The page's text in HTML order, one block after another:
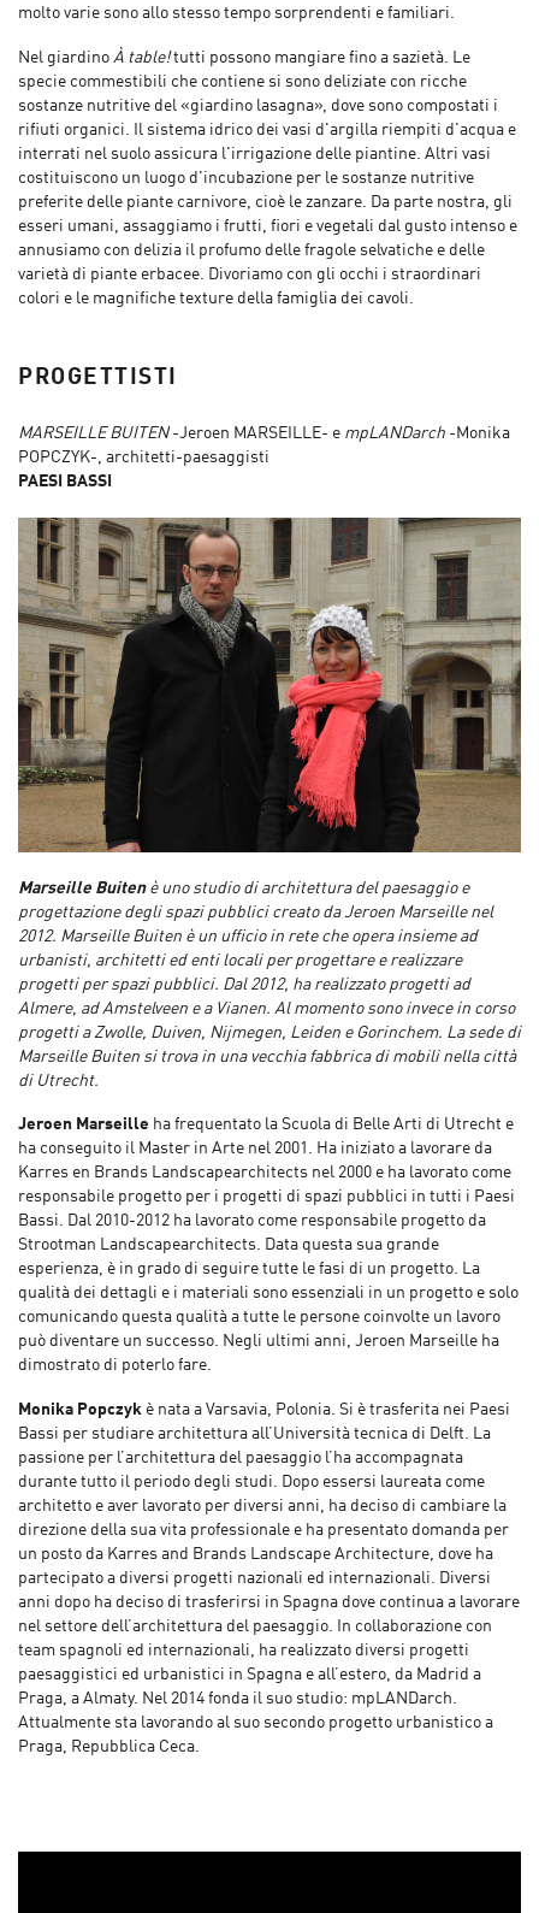
molto varie sono allo stesso tempo sorprendenti e familiari.
Nel giardino À table!tutti possono mangiare fino a sazietà. Le
specie commestibili che contiene si sono deliziate con ricche
sostanze nutritive del «giardino lasagna», dove sono compostati i
rifiuti organici. Il sistema idrico dei vasi d'argilla riempiti d'acqua e
interrati nel suolo assicura l'irrigazione delle piantine. Altri vasi
costituiscono un luogo d'incubazione per le sostanze nutritive
preferite delle piante carnivore, cioè le zanzare. Da parte nostra, gli
esseri umani, assaggiamo i frutti, fiori e vegetali dal gusto intenso e
annusiamo con delizia il profumo delle fragole selvatiche e delle
varietà di piante erbacee. Divoriamo con gli occhi i straordinari
colori e le magnifiche texture della famiglia dei cavoli.
PROGETTISTI
MARSEILLE BUITEN -Jeroen MARSEILLE- e mpLANDarch -Monika
POPCZYK-, architetti-paesaggisti
PAESI BASSI​
Marseille Buiten è uno studio di architettura del paesaggio e
progettazione degli spazi pubblici creato da Jeroen Marseille nel
2012. Marseille Buiten è un ufficio in rete che opera insieme ad
urbanisti, architetti ed enti locali per progettare e realizzare
progetti per spazi pubblici. Dal 2012, ha realizzato progetti ad
Almere, ad Amstelveen e a Vianen. Al momento sono invece in corso
progetti a Zwolle, Duiven, Nijmegen, Leiden e Gorinchem. La sede di
Marseille Buiten si trova in una vecchia fabbrica di mobili nella città
di Utrecht.
Jeroen Marseille ha frequentato la Scuola di Belle Arti di Utrecht e
ha conseguito il Master in Arte nel 2001. Ha iniziato a lavorare da
Karres en Brands Landscapearchitects nel 2000 e ha lavorato come
responsabile progetto per i progetti di spazi pubblici in tutti i Paesi
Bassi. Dal 2010-2012 ha lavorato come responsabile progetto da
Strootman Landscapearchitects. Data questa sua grande
esperienza, è in grado di seguire tutte le fasi di un progetto. La
qualità dei dettagli e i materiali sono essenziali in un progetto e solo
comunicando questa qualità a tutte le persone coinvolte un lavoro
può diventare un successo. Negli ultimi anni, Jeroen Marseille ha
dimostrato di poterlo fare.
Monika Popczyk è nata a Varsavia, Polonia. Si è trasferita nei Paesi
Bassi per studiare architettura all’Università tecnica di Delft. La
passione per l’architettura del paesaggio l’ha accompagnata
durante tutto il periodo degli studi. Dopo essersi laureata come
architetto e aver lavorato per diversi anni, ha deciso di cambiare la
direzione della sua vita professionale e ha presentato domanda per
un posto da Karres and Brands Landscape Architecture, dove ha
partecipato a diversi progetti nazionali ed internazionali. Diversi
anni dopo ha deciso di trasferirsi in Spagna dove continua a lavorare
nel settore dell’architettura del paesaggio. In collaborazione con
team spagnoli ed internazionali, ha realizzato diversi progetti
paesaggistici ed urbanistici in Spagna e all’estero, da Madrid a
Praga, a Almaty. Nel 2014 fonda il suo studio: mpLANDarch.
Attualmente sta lavorando al suo secondo progetto urbanistico a
Praga, Repubblica Ceca.